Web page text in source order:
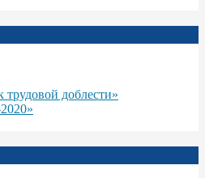
доблести»